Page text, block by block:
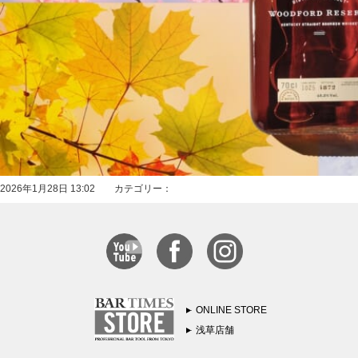
2026年1月28日 13:02 カテゴリー：
ONLINE STORE
浅草店舗